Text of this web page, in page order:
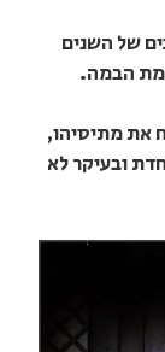
של השנים
הבמה.
את מתיסיהו,
ובעיקר לא